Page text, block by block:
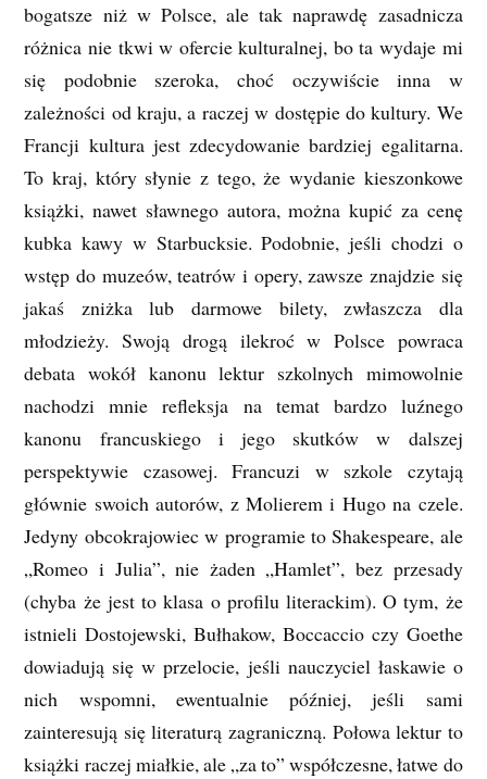
bogatsze niż w Polsce, ale tak naprawdę zasadnicza
różnica nie tkwi w ofercie kulturalnej, bo ta wydaje mi
się podobnie szeroka, choć oczywiście inna w
zależności od kraju, a raczej w dostępie do kultury. We
Francji kultura jest zdecydowanie bardziej egalitarna.
To kraj, który słynie z tego, że wydanie kieszonkowe
książki, nawet sławnego autora, można kupić za cenę
kubka kawy w Starbucksie. Podobnie, jeśli chodzi o
wstęp do muzeów, teatrów i opery, zawsze znajdzie się
jakaś zniżka lub darmowe bilety, zwłaszcza dla
młodzieży. Swoją drogą ilekroć w Polsce powraca
debata wokół kanonu lektur szkolnych mimowolnie
nachodzi mnie refleksja na temat bardzo luźnego
kanonu francuskiego i jego skutków w dalszej
perspektywie czasowej. Francuzi w szkole czytają
głównie swoich autorów, z Molierem i Hugo na czele.
Jedyny obcokrajowiec w programie to Shakespeare, ale
„Romeo i Julia”, nie żaden „Hamlet”, bez przesady
(chyba że jest to klasa o profilu literackim). O tym, że
istnieli Dostojewski, Bułhakow, Boccaccio czy Goethe
dowiadują się w przelocie, jeśli nauczyciel łaskawie o
nich wspomni, ewentualnie później, jeśli sami
zainteresują się literaturą zagraniczną. Połowa lektur to
książki raczej miałkie, ale „za to” współczesne, łatwe do